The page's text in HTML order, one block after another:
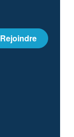
Rejoindre